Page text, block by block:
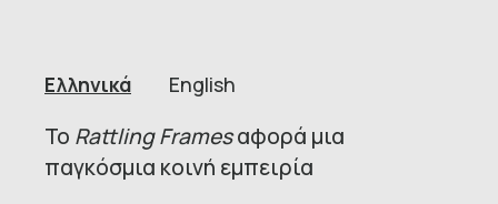
Ελληνικά English
Το Rattling Framesαφορά μια
παγκόσμια κοινή εμπειρία